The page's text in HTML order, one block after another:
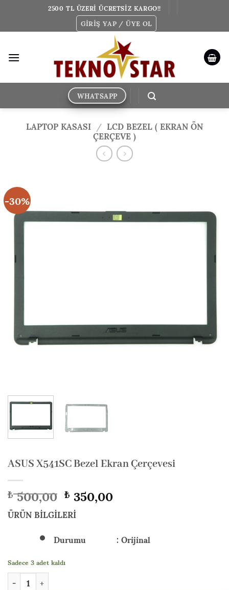
2500 TL ÜZERİ ÜCRETSİZ KARGO!!
GIRIŞ YAP / ÜYE OL
WHATSAPP
LAPTOP KASASI / LCD BEZEL ( EKRAN ÖN
ÇERÇEVE )
-30%
ASUS X541SC Bezel Ekran Çerçevesi
₺500,00 Orijinal
fiyat:
₺ 500,00.
₺350,00Şuandaki
₺ 350,00.
ÜRÜN BİLGİLERİ
Durumu : Orijinal
Sadece 3 adet kaldı
ASUS X541SC Bezel Ekran Çerçevesi adet